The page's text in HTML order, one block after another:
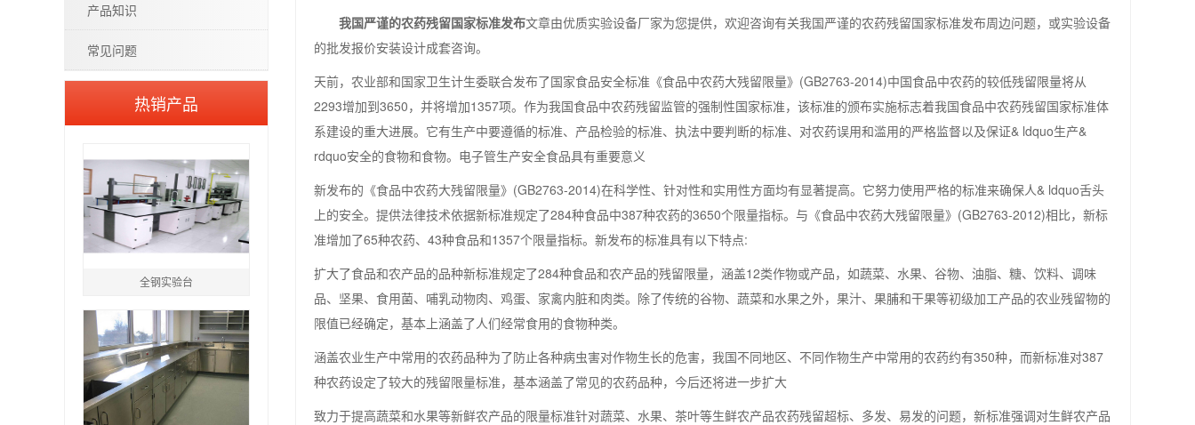
我国严谨的农药残留国家标准发布文章由优质实验设备厂家为您提供，欢迎咨询有关我国严谨的农药残留国家标准发布周边问题，或实验设备
的批发报价安装设计成套咨询。
天前，农业部和国家卫生计生委联合发布了国家食品安全标准《食品中农药大残留限量》(GB2763-2014)中国食品中农药的较低残留限量将从
2293增加到3650，并将增加1357项。作为我国食品中农药残留监管的强制性国家标准，该标准的颁布实施标志着我国食品中农药残留国家标准体
系建设的重大进展。它有生产中要遵循的标准、产品检验的标准、执法中要判断的标准、对农药误用和滥用的严格监督以及保证& ldquo生产&
rdquo安全的食物和食物。电子管生产安全食品具有重要意义
新发布的《食品中农药大残留限量》(GB2763-2014)在科学性、针对性和实用性方面均有显著提高。它努力使用严格的标准来确保人& ldquo舌头
上的安全。提供法律技术依据新标准规定了284种食品中387种农药的3650个限量指标。与《食品中农药大残留限量》(GB2763-2012)相比，新标
准增加了65种农药、43种食品和1357个限量指标。新发布的标准具有以下特点:
扩大了食品和农产品的品种新标准规定了284种食品和农产品的残留限量，涵盖12类作物或产品，如蔬菜、水果、谷物、油脂、糖、饮料、调味
品、坚果、食用菌、哺乳动物肉、鸡蛋、家禽内脏和肉类。除了传统的谷物、蔬菜和水果之外，果汁、果脯和干果等初级加工产品的农业残留物的
限值已经确定，基本上涵盖了人们经常食用的食物种类。
涵盖农业生产中常用的农药品种为了防止各种病虫害对作物生长的危害，我国不同地区、不同作物生产中常用的农药约有350种，而新标准对387
种农药设定了较大的残留限量标准，基本涵盖了常见的农药品种，今后还将进一步扩大
致力于提高蔬菜和水果等新鲜农产品的限量标准针对蔬菜、水果、茶叶等生鲜农产品农药残留超标、多发、易发的问题，新标准强调对生鲜农产品
产品知识
常见问题
热销产品
全钢实验台